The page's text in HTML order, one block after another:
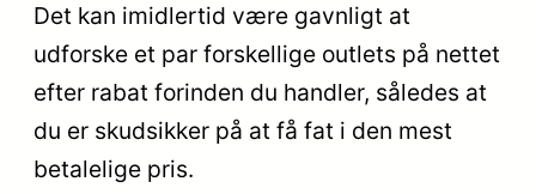
Det kan imidlertid være gavnligt at
udforske et par forskellige outlets på nettet
efter rabat forinden du handler, således at
du er skudsikker på at få fat i den mest
betalelige pris.